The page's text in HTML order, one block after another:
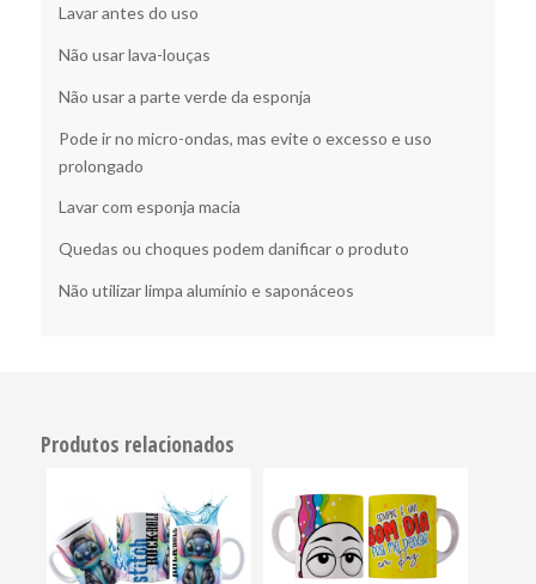
Lavar antes do uso
Não usar lava-louças
Não usar a parte verde da esponja
Pode ir no micro-ondas, mas evite o excesso e uso
prolongado
Lavar com esponja macia
Quedas ou choques podem danificar o produto
Não utilizar limpa alumínio e saponáceos
Produtos relacionados